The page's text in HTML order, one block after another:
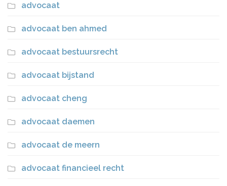
advocaat
advocaat ben ahmed
advocaat bestuursrecht
advocaat bijstand
advocaat cheng
advocaat daemen
advocaat de meern
advocaat financieel recht